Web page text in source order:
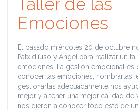
Emociones
El pasado miércoles 20 de octubre
Patxidifuso y Ángel para realizar un
emociones. La gestión emocional es
conocer las emociones, nombrarlas,
gestionarlas adecuadamente nos
mejor y a tener una mejor calidad de
nos dieron a conocer todo esto de